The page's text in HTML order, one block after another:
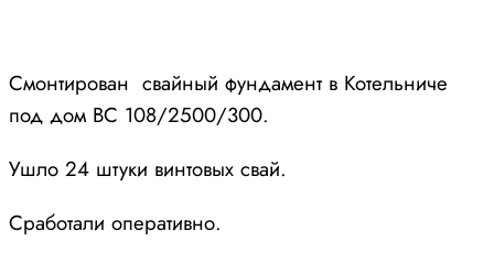
Смонтирован свайный фундамент в Котельниче
под дом ВС 108/2500/300.
Ушло 24 штуки винтовых свай.
Сработали оперативно.